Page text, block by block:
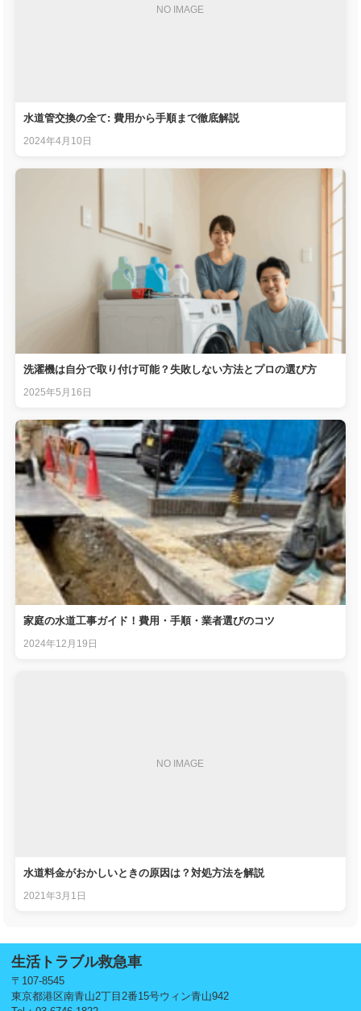
NO IMAGE
水道管交換の全て: 費用から手順まで徹底解説
2024年4月10日
洗濯機は自分で取り付け可能？失敗しない方法とプロの選び方
2025年5月16日
家庭の水道工事ガイド！費用・手順・業者選びのコツ
2024年12月19日
NO IMAGE
水道料金がおかしいときの原因は？対処方法を解説
2021年3月1日
生活トラブル救急車
〒107-8545
東京都港区南青山2丁目2番15号ウィン青山942